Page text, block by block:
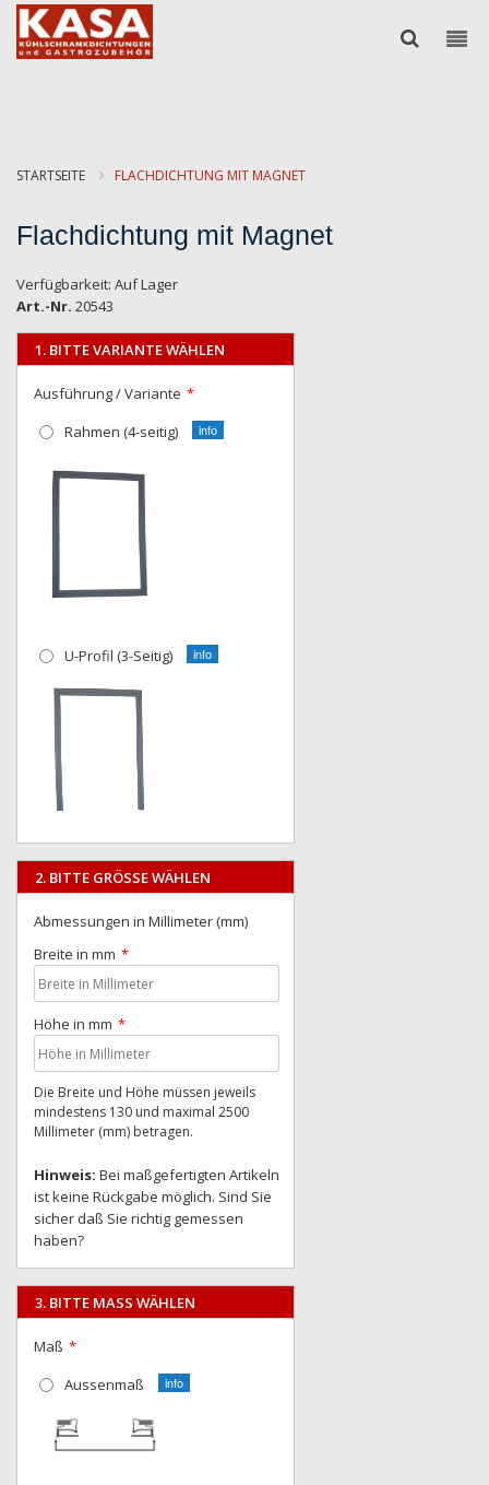
STARTSEITE FLACHDICHTUNG MIT MAGNET
Flachdichtung mit Magnet
Verfügbarkeit: Auf Lager
Art.-Nr. 20543
1. BITTE VARIANTE WÄHLEN
Ausführung / Variante
Rahmen (4-seitig)
U-Profil (3-Seitig)
2. BITTE GRÖSSE WÄHLEN
Abmessungen in Millimeter (mm)
Breite in mm
Höhe in mm
Die Breite und Höhe müssen jeweils
mindestens 130 und maximal 2500
Millimeter (mm) betragen.
Hinweis: Bei maßgefertigten Artikeln
ist keine Rückgabe möglich. Sind Sie
sicher daß Sie richtig gemessen
haben?
3. BITTE MASS WÄHLEN
Maß
Aussenmaß